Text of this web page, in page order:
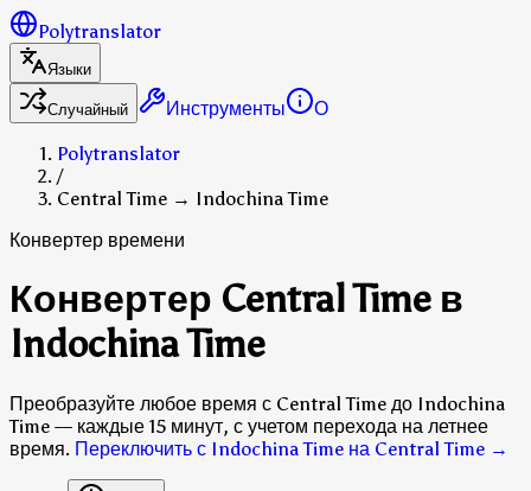
Polytranslator
Языки
Случайный
Инструменты
О
Polytranslator
/
Central Time → Indochina Time
Конвертер времени
Конвертер Central Time в
Indochina Time
Преобразуйте любое время с Central Time до Indochina
Time — каждые 15 минут, с учетом перехода на летнее
время. Переключить с Indochina Time на Central Time →